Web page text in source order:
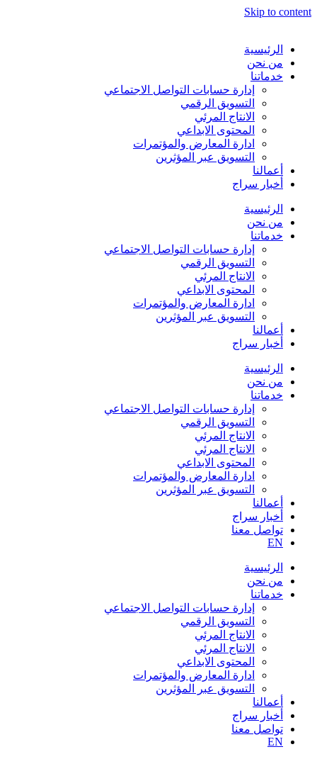
Skip to content
الرئيسية
من نحن
خدماتنا
إدارة حسابات التواصل الاجتماعي
التسويق الرقمي
الانتاج المرئي
المحتوى الابداعي
ادارة المعارض والمؤتمرات
التسويق عبر المؤثرين
أعمالنا
أخبار سراج
الرئيسية
من نحن
خدماتنا
إدارة حسابات التواصل الاجتماعي
التسويق الرقمي
الانتاج المرئي
المحتوى الابداعي
ادارة المعارض والمؤتمرات
التسويق عبر المؤثرين
أعمالنا
أخبار سراج
الرئيسية
من نحن
خدماتنا
إدارة حسابات التواصل الاجتماعي
التسويق الرقمي
الانتاج المرئي
الانتاج المرئي
المحتوى الابداعي
ادارة المعارض والمؤتمرات
التسويق عبر المؤثرين
أعمالنا
أخبار سراج
تواصل معنا
EN
الرئيسية
من نحن
خدماتنا
إدارة حسابات التواصل الاجتماعي
التسويق الرقمي
الانتاج المرئي
الانتاج المرئي
المحتوى الابداعي
ادارة المعارض والمؤتمرات
التسويق عبر المؤثرين
أعمالنا
أخبار سراج
تواصل معنا
EN